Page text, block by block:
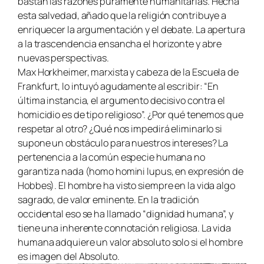
esta salvedad, añado que la religión contribuye a
enriquecer la argumentación y el debate. La apertura
a la trascendencia ensancha el horizonte y abre
nuevas perspectivas.
Max Horkheimer, marxista y cabeza de la Escuela de
Frankfurt, lo intuyó agudamente al escribir: “En
última instancia, el argumento decisivo contra el
homicidio es de tipo religioso”. ¿Por qué tenemos que
respetar al otro? ¿Qué nos impedirá eliminarlo si
supone un obstáculo para nuestros intereses? La
pertenencia a la común especie humana no
garantiza nada (homo homini lupus, en expresión de
Hobbes). El hombre ha visto siempre en la vida algo
sagrado, de valor eminente. En la tradición
occidental eso se ha llamado “dignidad humana”, y
tiene una inherente connotación religiosa. La vida
humana adquiere un valor absoluto solo si el hombre
es imagen del Absoluto.